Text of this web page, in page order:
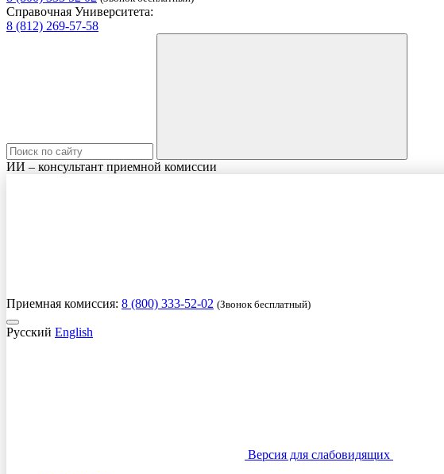
Справочная Университета:
8 (812) 269-57-58
ИИ – консультант приемной комиссии
Приемная комиссия: 8 (800) 333-52-02 (Звонок бесплатный)
Русский English
Версия для слабовидящих